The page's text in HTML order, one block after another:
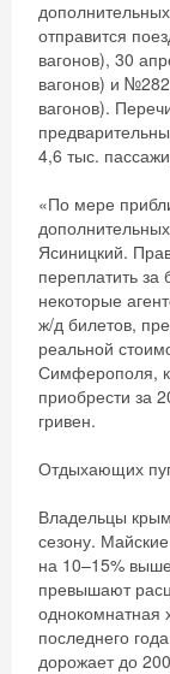
отправится
вагонов), 30
вагонов) и
вагонов).
4,6 тыс.
«По мере
Ясиницкий.
переплатить
некоторые
ж/д билетов,
реальной
Симферополя,
приобрести за
гривен.
Отдыхающих
Владельцы
сезону.
на 10–15%
превышают
однокомнатная
последнего
дорожает до
Хочешь